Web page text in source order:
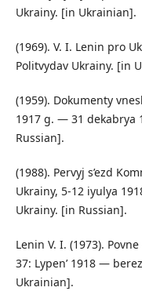
Ukrainy. [in Ukrainian].
(1969). V. I. Lenin pro
Politvydav Ukrainy. [in
(1959). Dokumenty
1917 g. — 31 dekabrya
Russian].
(1988). Pervyj s’ezd
Ukrainy, 5-12 iyulya
Ukrainy. [in Russian].
Lenin V. I. (1973).
37: Lypen’ 1918 —
Ukrainian].